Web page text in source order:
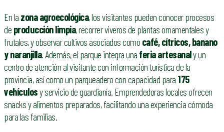
En la zona agroecológica, los visitantes pueden conocer procesos
de producción limpia, recorrer viveros de plantas ornamentales y
frutales, y observar cultivos asociados como café, cítricos, banano
y naranjilla. Además, el parque integra una feria artesanaly un
centro de atención al visitante con información turística de la
provincia, así como un parqueadero con capacidad para 175
vehículosy servicio de guardianía. Emprendedoras locales ofrecen
snacks y alimentos preparados, facilitando una experiencia cómoda
para las familias.